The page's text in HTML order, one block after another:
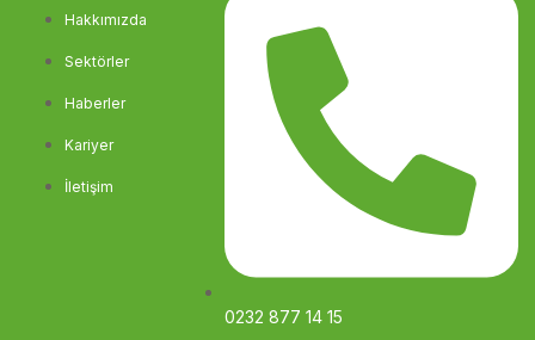
Hakkımızda
Sektörler
Haberler
Kariyer
İletişim
0232 877 14 15